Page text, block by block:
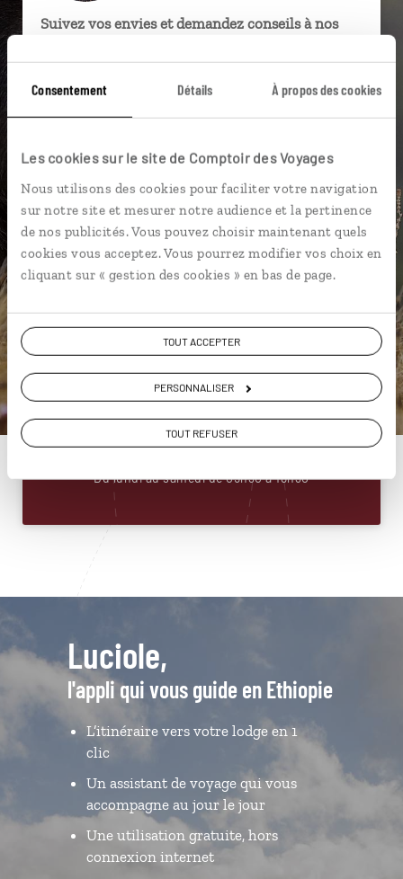
Consentement Détails À propos des cookies
Les cookies sur le site de Comptoir des Voyages
Nous utilisons des cookies pour faciliter votre navigation
sur notre site et mesurer notre audience et la pertinence
de nos publicités. Vous pouvez choisir maintenant quels
cookies vous acceptez. Vous pourrez modifier vos choix en
cliquant sur « gestion des cookies » en bas de page.
TOUT ACCEPTER
PERSONNALISER
TOUT REFUSER
Suivez vos envies et demandez conseils à nos
Ils sauront organiser votre itinéraire au plus
connectés en agence, mais aussi par email ou
téléphone.
Vous gardez le même interlocuteur avant,
pendant et après votre voyage.
DEMANDER UN DEVIS
ou
Construisez votre voyage avec un spécialiste Ethiopie
01 86 95 65 19
Du lundi au samedi de 09h30 à 18h30
Luciole,
l'appli qui vous guide en Ethiopie
L’itinéraire vers votre lodge en 1
clic
Un assistant de voyage qui vous
accompagne au jour le jour
Une utilisation gratuite, hors
connexion internet